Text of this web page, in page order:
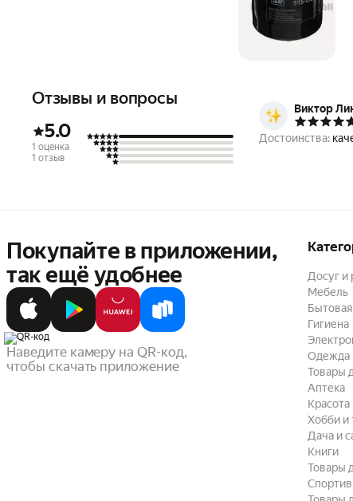
Отзывы и вопросы
5.0
1 оценка
1 отзыв
Виктор
Достоинства:
Покупайте в приложении,
так ещё удобнее
Наведите камеру на QR-код,
чтобы скачать приложение
Досуг и
Мебель
Гигиена
Одежда
Товары
Аптека
Красота
Хобби и
Дача и
Книги
Товары